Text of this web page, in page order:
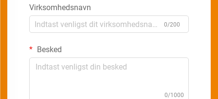
Virksomhedsnavn
0/200
Besked
0/1000